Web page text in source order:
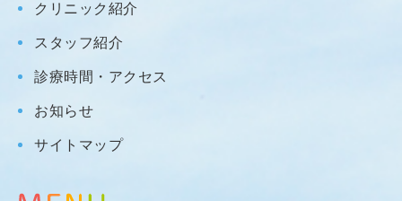
クリニック紹介
スタッフ紹介
診療時間・アクセス
お知らせ
サイトマップ